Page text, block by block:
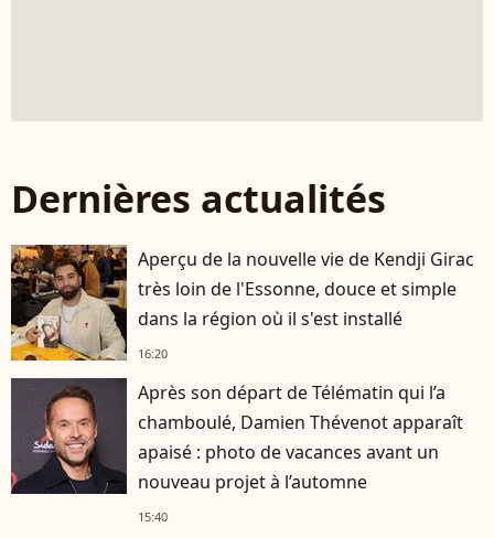
Dernières actualités
Aperçu de la nouvelle vie de Kendji Girac
très loin de l'Essonne, douce et simple
dans la région où il s'est installé
16:20
Après son départ de Télématin qui l’a
chamboulé, Damien Thévenot apparaît
apaisé : photo de vacances avant un
nouveau projet à l’automne
15:40